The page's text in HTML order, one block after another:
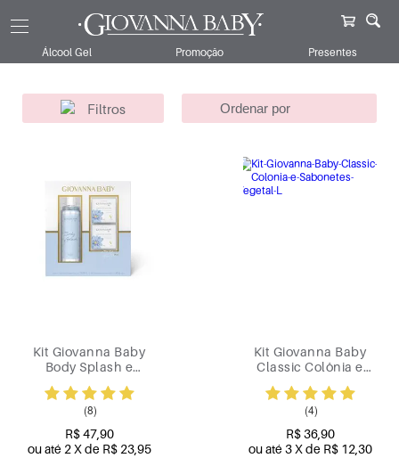
Álcool Gel Promoção Presentes
Giovanna Baby Kits Para Ela Giovanna Baby
Filtros
Kit Giovanna Baby
Body Splash e
Blue
(8)
R$ 47,90
ou até 2 X de R$ 23,95
Kit Giovanna Baby
Classic Colônia e
(4)
R$ 36,90
ou até 3 X de R$ 12,30